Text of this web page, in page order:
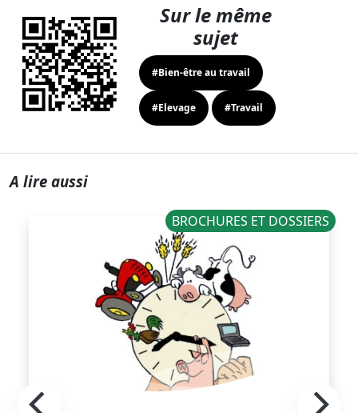
Sur le même
sujet
#Bien-être au travail
#Elevage #Travail
A lire aussi
BROCHURES ET DOSSIERS